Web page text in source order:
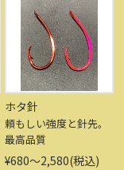
ホタ針
頼もしい強度と針先。
最高品質
¥680〜2,580(税込)